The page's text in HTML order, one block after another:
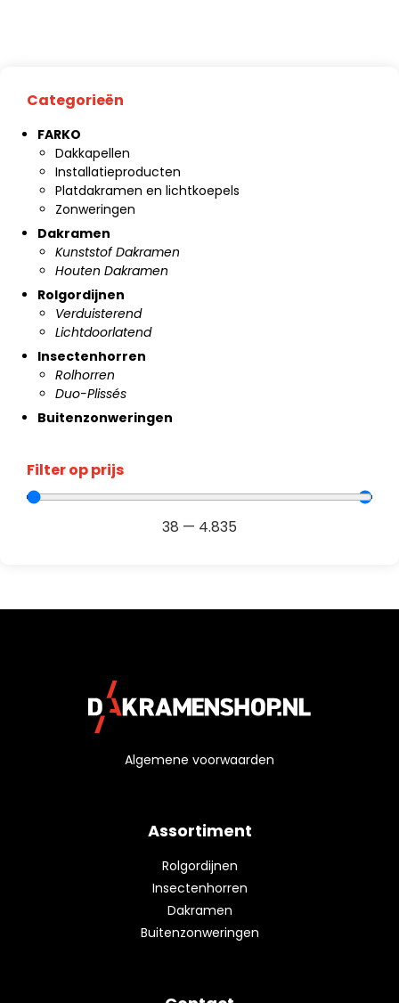
Categorieën
FARKO
Dakkapellen
Installatieproducten
Platdakramen en lichtkoepels
Zonweringen
Dakramen
Kunststof Dakramen
Houten Dakramen
Rolgordijnen
Verduisterend
Lichtdoorlatend
Insectenhorren
Rolhorren
Duo-Plissés
Buitenzonweringen
Filter op prijs
38 — 4.835
Algemene voorwaarden
Assortiment
Rolgordijnen
Insectenhorren
Dakramen
Buitenzonweringen